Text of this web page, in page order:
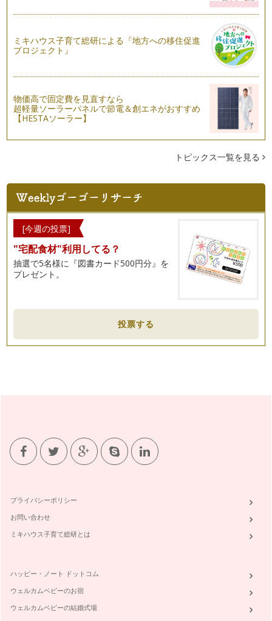
「新月プチ断食」のススメ
前回の新月をはさんで3日間、思い立ってプチ断食に挑戦しま
した。 …
満月が過ぎて、次の新月までの月が欠けていく約2週間は、
「新月のお願いごと」を書いてみよう
9月27日は新月！新月の日に何年間も続けているのは、「お願
だって今夜は満月の夜だもの
旧暦の八月十五日は十五夜、お月見です。2011年は新暦で9月
12日。 この日は日没…
ミキハウス子育て総研による『地方への移住促進
プロジェクト』
物価高で固定費を見直すなら
超軽量ソーラーパネルで節電＆創エネがおすすめ
【HESTAソーラー】
トピックス一覧を見る
[今週の投票]
"宅配食材"利用してる？
抽選で5名様に『図書カード500円分』を
プレゼント。
投票する
プライバシーポリシー
お問い合わせ
ミキハウス子育て総研とは
ハッピー・ノート ドットコム
ウェルカムベビーのお宿
ウェルカムベビーの結婚式場